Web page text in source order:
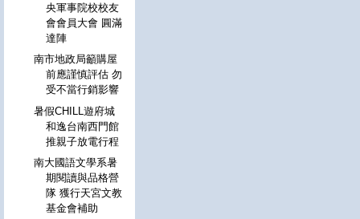
央軍事院校校友
會會員大會 圓滿
達陣
南市地政局籲購屋
前應謹慎評估 勿
受不當行銷影響
暑假CHILL遊府城
和逸台南西門館
推親子放電行程
南大國語文學系暑
期閱讀與品格營
隊 獲行天宮文教
基金會補助